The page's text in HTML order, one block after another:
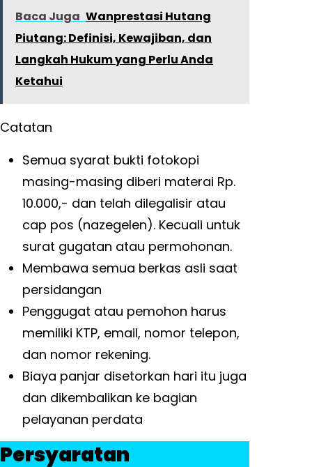
Baca Juga Wanprestasi Hutang
Piutang: Definisi, Kewajiban, dan
Langkah Hukum yang Perlu Anda
Ketahui
Catatan
Semua syarat bukti fotokopi
masing-masing diberi materai Rp.
10.000,- dan telah dilegalisir atau
cap pos (nazegelen). Kecuali untuk
surat gugatan atau permohonan.
Membawa semua berkas asli saat
persidangan
Penggugat atau pemohon harus
memiliki KTP, email, nomor telepon,
dan nomor rekening.
Biaya panjar disetorkan hari itu juga
dan dikembalikan ke bagian
pelayanan perdata
Persyaratan